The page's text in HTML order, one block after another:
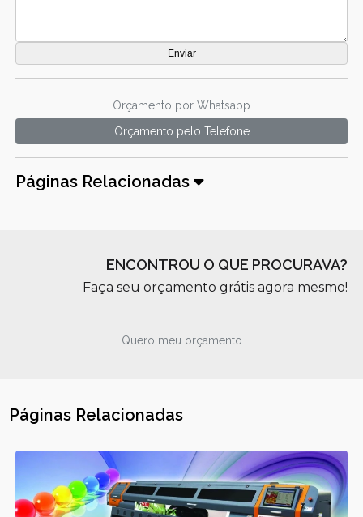
Orçamento por Whatsapp
Orçamento pelo Telefone
Páginas Relacionadas
ENCONTROU O QUE PROCURAVA?
Faça seu orçamento grátis agora mesmo!
Quero meu orçamento
Páginas Relacionadas